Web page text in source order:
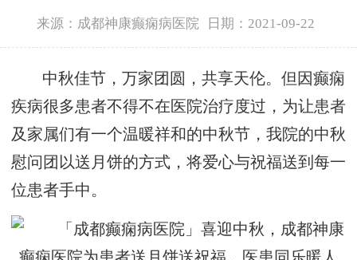
来源：成都神康癫痫病医院 日期：2021-09-22
中秋佳节，万家团圆，共享天伦。但因癫痫
疾病很多患者不得不在医院治疗度过，为让患者
及家属们有一个温暖祥和的中秋节，我院的中秋
慰问团以送月饼的方式，将爱心与祝福送到每一
位患者手中。